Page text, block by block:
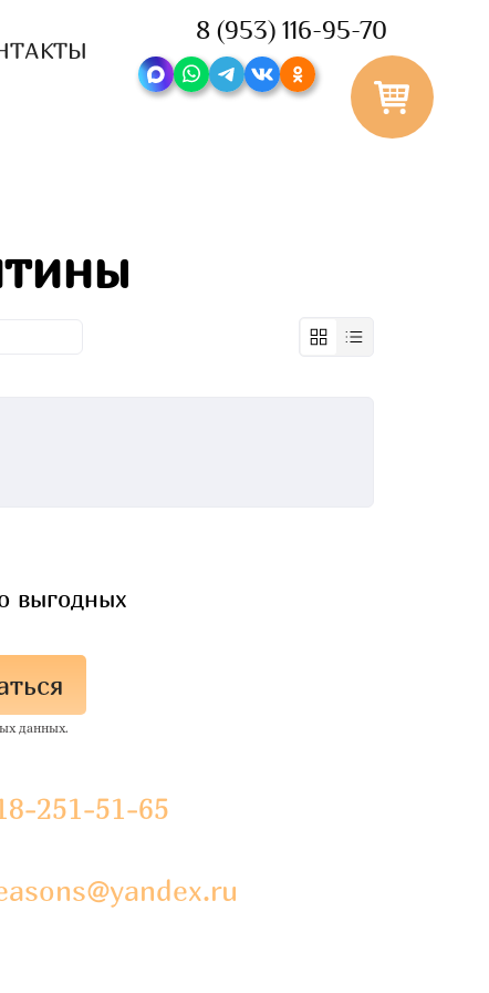
8 (953) 116-95-70
выгодных
данных.
251-51-65